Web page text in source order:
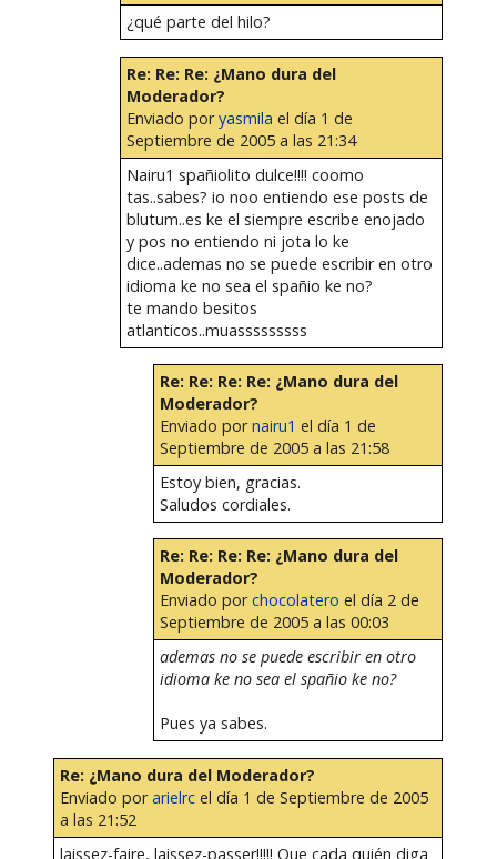
¿qué parte del hilo?
Re: Re: Re: ¿Mano dura del
Moderador?
Enviado poryasmila el día 1 de
Septiembre de 2005 a las 21:34
Nairu1 spañiolito dulce!!!! coomo
tas..sabes? io noo entiendo ese posts de
blutum..es ke el siempre escribe enojado
y pos no entiendo ni jota lo ke
dice..ademas no se puede escribir en otro
idioma ke no sea el spañio ke no?
te mando besitos
atlanticos..muasssssssss
Re: Re: Re: Re: ¿Mano dura del
Moderador?
Enviado pornairu1 el día 1 de
Septiembre de 2005 a las 21:58
Estoy bien, gracias.
Saludos cordiales.
Re: Re: Re: Re: ¿Mano dura del
Moderador?
Enviado porchocolatero el día 2 de
Septiembre de 2005 a las 00:03
ademas no se puede escribir en otro
idioma ke no sea el spañio ke no?
Pues ya sabes.
Re: ¿Mano dura del Moderador?
Enviado porarielrcel día 1 de Septiembre de 2005
a las 21:52
laissez-faire, laissez-passer!!!!! Que cada quién diga